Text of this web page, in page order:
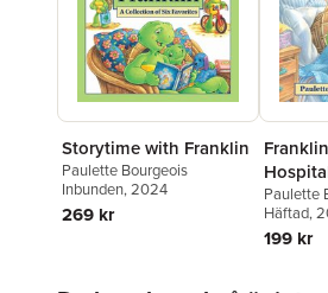
Storytime with Franklin
Paulette Bourgeois
Inbunden, 2024
269 kr
Paulette
Häftad,
199 kr